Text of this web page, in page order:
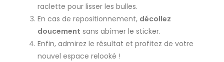
raclette pour lisser les bulles.
En cas de repositionnement, décollez
doucement sans abîmer le sticker.
Enfin, admirez le résultat et profitez de votre
nouvel espace relooké !